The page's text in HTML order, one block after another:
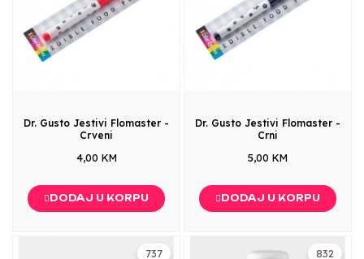
Dr. Gusto Jestivi Flomaster -
Crveni
4,00 KM
DODAJ U KORPU
Dr. Gusto Jestivi Flomaster -
Crni
5,00 KM
DODAJ U KORPU
737 832